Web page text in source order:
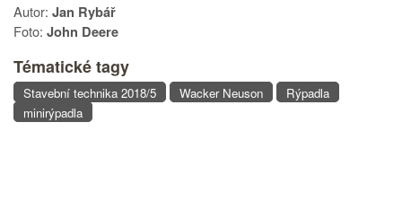
Autor: Jan Rybář
Foto: John Deere
Tématické tagy
Stavební technika 2018/5 Wacker Neuson
Rýpadla
minirýpadla